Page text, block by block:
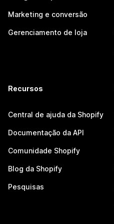
Marketing e conversão
Gerenciamento de loja
Recursos
Central de ajuda da Shopify
Documentação da API
Comunidade Shopify
Blog da Shopify
Pesquisas